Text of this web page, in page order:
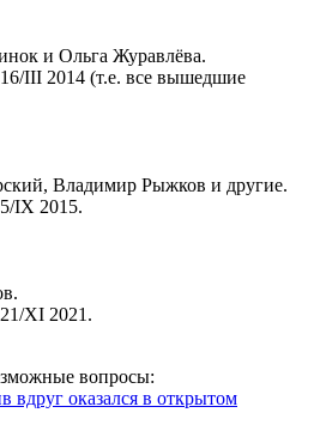
и Ольга Журавлёва.
III 2014 (т.е. все вышедшие
Владимир Рыжков и другие.
IX 2015.
XI 2021.
вопросы:
вдруг оказался в открытом